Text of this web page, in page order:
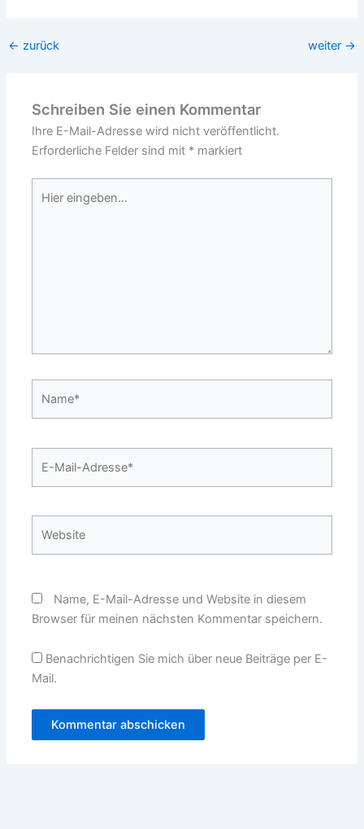
← zurück weiter →
Schreiben Sie einen Kommentar
Ihre E-Mail-Adresse wird nicht veröffentlicht.
Erforderliche Felder sind mit * markiert
eingeben…
Mail-
Name, E-Mail-Adresse und Website in diesem
Browser für meinen nächsten Kommentar speichern.
Benachrichtigen Sie mich über neue Beiträge per E-
Mail.